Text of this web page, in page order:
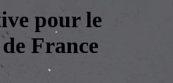
pour le
France